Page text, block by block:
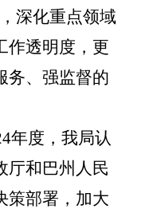
深化重点领域
透明度， 更
务、强监督的
年度，我局认
厅和巴州人民
策部署，加大